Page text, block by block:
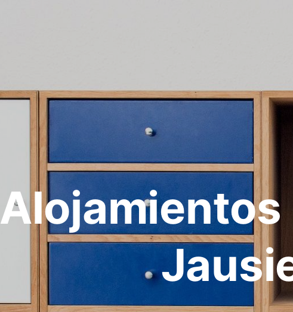
Alojamientos